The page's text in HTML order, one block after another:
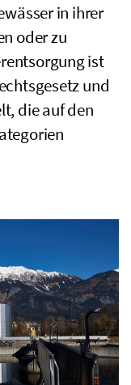
in ihrer
oder zu
ist
und
die auf den